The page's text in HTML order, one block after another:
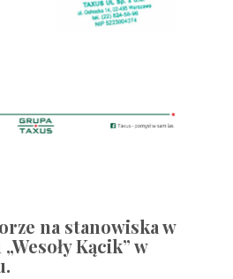
na stanowiska w
Kącik” w